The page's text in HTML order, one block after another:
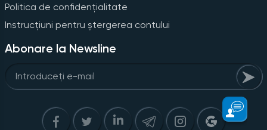
Politica de confidențialitate
Instrucțiuni pentru ștergerea contului
Abonare la Newsline